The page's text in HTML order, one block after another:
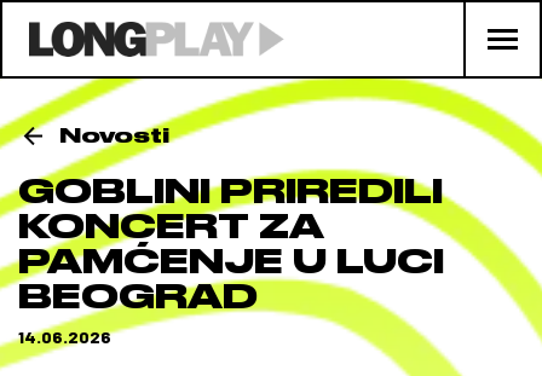
Novosti
GOBLINI PRIREDILI
KONCERT ZA
PAMĆENJE U LUCI
BEOGRAD
14.06.2026